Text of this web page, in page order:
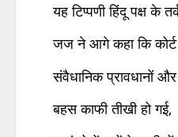
यह टिप्पणी हिंदू पक्ष के
जज ने आगे कहा कि कोर्ट
संवैधानिक प्रावधानों और
बहस काफी तीखी हो गई,